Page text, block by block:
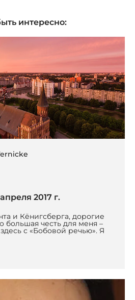
интересно:
2017 г.
и Кёнигсберга, дорогие
большая честь для меня –
с «Бобовой речью». Я